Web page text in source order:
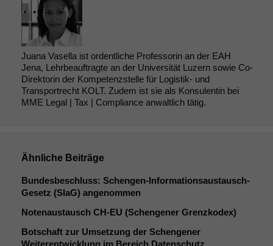
Juana Vasella ist ordentliche Professorin an der EAH
Jena, Lehrbeauftragte an der Universität Luzern sowie Co-
Direktorin der Kompetenzstelle für Logistik- und
Transportrecht KOLT. Zudem ist sie als Konsulentin bei
MME Legal | Tax | Compliance anwaltlich tätig.
Ähnliche Beiträge
Bundesbeschluss: Schengen-Informationsaustausch-
Gesetz (SIaG) angenommen
Notenaustausch CH-EU (Schengener Grenzkodex)
Botschaft zur Umsetzung der Schengener
Weiterentwicklung im Bereich Datenschutz